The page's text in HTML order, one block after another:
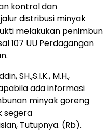
kontrol dan
distribusi minyak
melakukan penimbun
107 UU Perdagangan
SH.,S.I.K., M.H.,
ada informasi
minyak goreng
segera
Tutupnya. (Rb).